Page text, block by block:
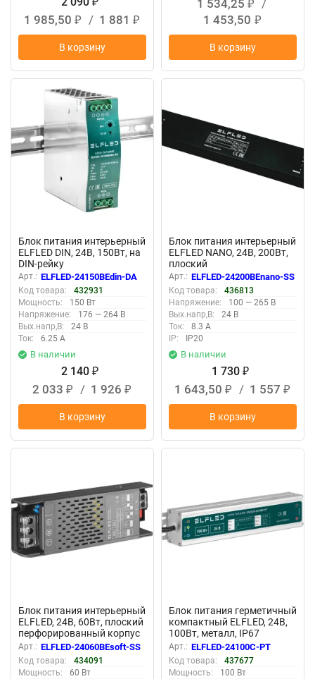
₽
1 985,50 ₽ / 1 881 ₽
В корзину
1 534,25 ₽
/
1 453,50 ₽
В корзину
Блок питания интерьерный
ELFLED DIN, 24В, 150Вт, на
DIN-рейку
Арт.: ELFLED-24150BEdin-DA
Код товара:
432931
Мощность:
150 Вт
Напряжение:
176 — 264 В
Вых.напр,В:
24 В
Ток:
6.25 А
В наличии
2 140 ₽
2 033 ₽ / 1 926 ₽
В корзину
Блок питания интерьерный
ELFLED NANO, 24В, 200Вт,
плоский
Арт.: ELFLED-24200BEnano-SS
Код товара:
436813
Напряжение:
100 — 265 В
Вых.напр,В:
24 В
Ток:
8.3 А
IP:
IP20
В наличии
1 730 ₽
1 643,50 ₽ / 1 557 ₽
В корзину
Блок питания интерьерный
ELFLED, 24В, 60Вт, плоский
перфорированный корпус
(с плавным пуском)
Арт.: ELFLED-24060BEsoft-SS
Код товара:
434091
Мощность:
60 Вт
Блок питания герметичный
компактный ELFLED, 24В,
100Вт, металл, IP67
Арт.: ELFLED-24100С-PT
Код товара:
437677
Мощность:
100 Вт